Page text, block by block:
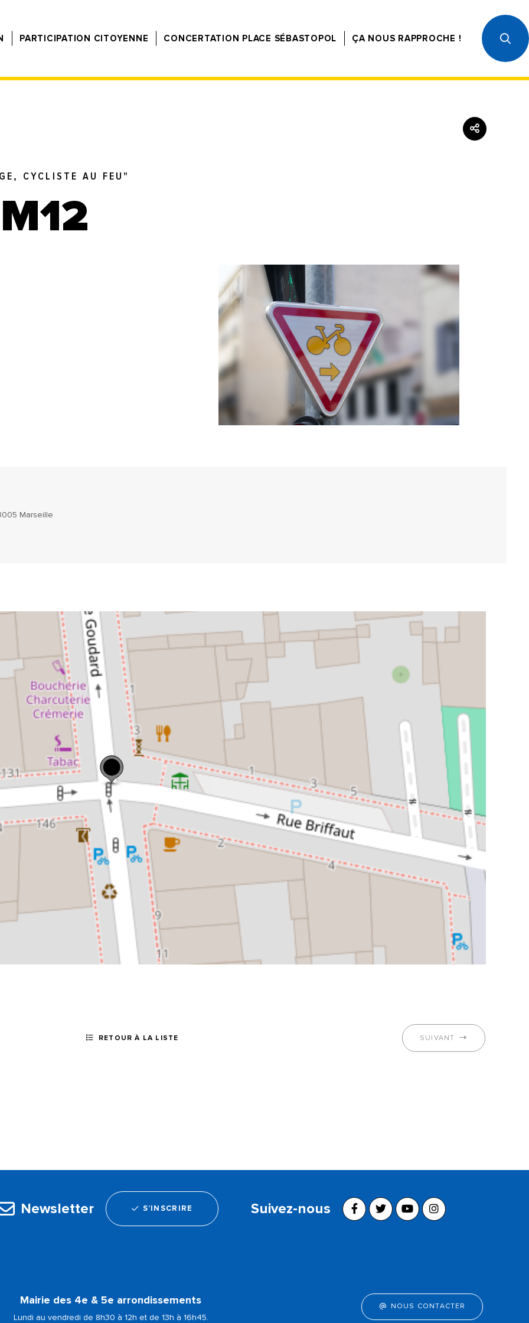
PARTICIPATION CITOYENNE CONCERTATION PLACE SÉBASTOPOL ÇA NOUS RAPPROCHE !
CYCLISTE AU FEU"
Marseille
RETOUR À LA LISTE SUIVANT
Newsletter S’INSCRIRE Suivez-nous
Mairie des 4e & 5e arrondissements
Lundi au vendredi de 8h30 à 12h et de 13h à 16h45.
NOUS CONTACTER